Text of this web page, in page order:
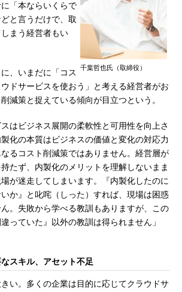
千葉哲也氏（取締役）
「本ならいくらで
と言うだけで、取
まう経営者もい
、いまだに「コス
ドサービスを使おう」と考える経営者がお
減策と捉えている傾向が目立つという。
はビジネス展開の柔軟性と可用性を向上さ
化の本質はビジネスの価値と変化の対応力
るコスト削減策ではありません。経営層が
たず、内製化のメリットを理解しないまま
が迷走してしまいます。『内製化したのに
か』と叱咤（しった）すれば、現場は困惑
。失敗から学べる教訓もありますが、この
っていた』以外の教訓は得られません」
スキル、アセット不足
い。多くの企業は目的に応じてクラウドサ